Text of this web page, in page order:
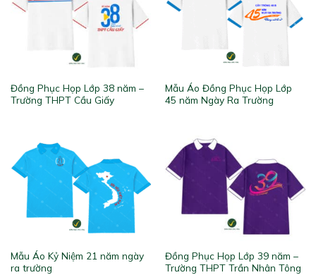
Đồng Phục Họp Lớp 38 năm –
Trường THPT Cầu Giấy
Mẫu Áo Đồng Phục Họp Lớp
45 năm Ngày Ra Trường
Mẫu Áo Kỷ Niệm 21 năm ngày
ra trường
Đồng Phục Họp Lớp 39 năm –
Trường THPT Trần Nhân Tông